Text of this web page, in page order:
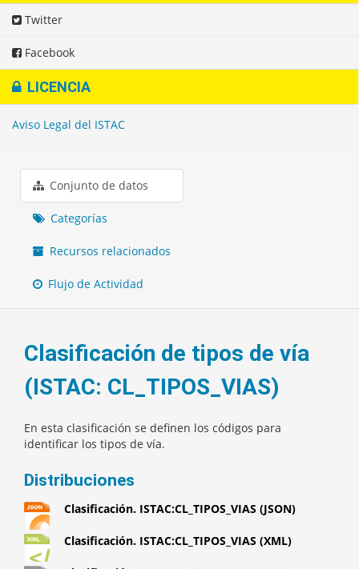
Twitter
Facebook
LICENCIA
Aviso Legal del ISTAC
Conjunto de datos
Categorías
Recursos relacionados
Flujo de Actividad
Clasificación de tipos de vía
(ISTAC: CL_TIPOS_VIAS)
En esta clasificación se definen los códigos para
identificar los tipos de vía.
Distribuciones
Clasificación. ISTAC:CL_TIPOS_VIAS (JSON)
Clasificación. ISTAC:CL_TIPOS_VIAS (XML)